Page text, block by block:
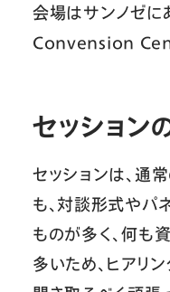
会場はサンノゼ
Convension
セッション
セッションは、通
も、対談形式やパ
ものが多く、何も
多いため、ヒアリ